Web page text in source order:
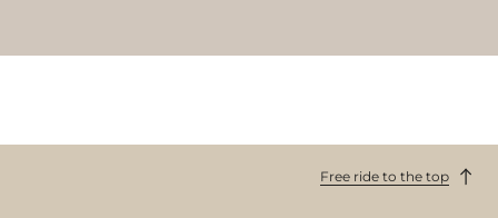
Free ride to the top